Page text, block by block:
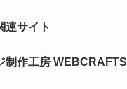
連サイト
制作工房 WEBCRAFTS